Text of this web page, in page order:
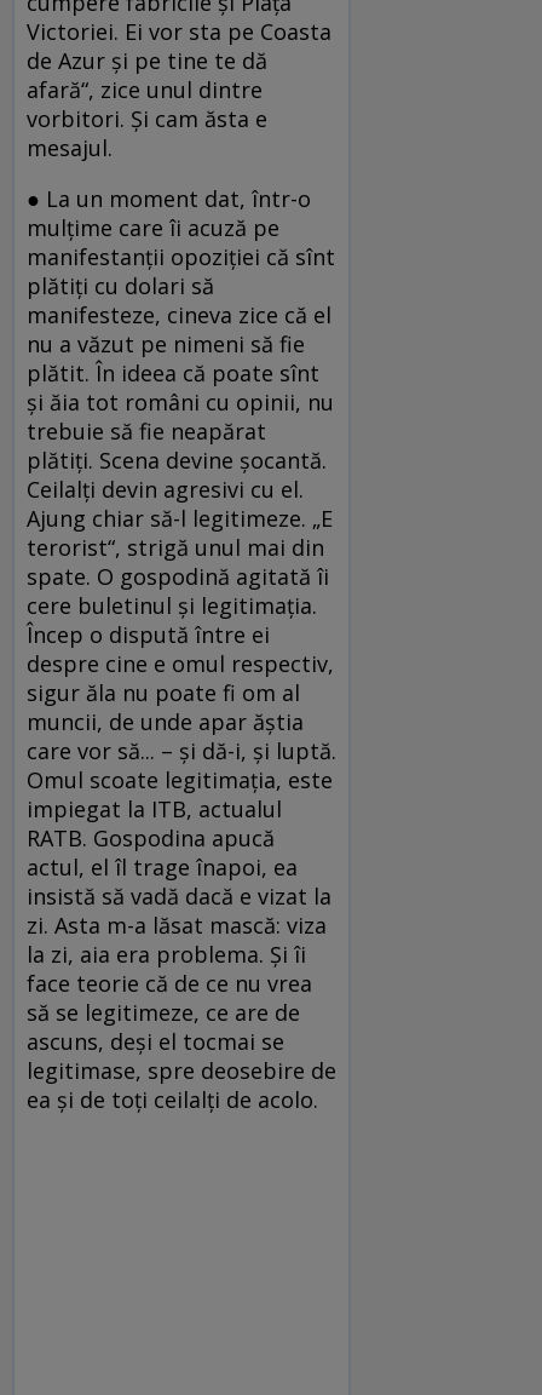
Victoriei. Ei vor sta pe Coasta
de Azur şi pe tine te dă
afară“, zice unul dintre
vorbitori. Şi cam ăsta e
mesajul.
● La un moment dat, într-o
mulţime care îi acuză pe
manifestanţii opoziţiei că sînt
plătiţi cu dolari să
manifesteze, cineva zice că el
nu a văzut pe nimeni să fie
plătit. În ideea că poate sînt
şi ăia tot români cu opinii, nu
trebuie să fie neapărat
plătiţi. Scena devine şocantă.
Ceilalţi devin agresivi cu el.
Ajung chiar să-l legitimeze. „E
terorist“, strigă unul mai din
spate. O gospodină agitată îi
cere buletinul şi legitimaţia.
Încep o dispută între ei
despre cine e omul respectiv,
sigur ăla nu poate fi om al
muncii, de unde apar ăştia
care vor să... – şi dă-i, şi luptă.
Omul scoate legitimaţia, este
impiegat la ITB, actualul
RATB. Gospodina apucă
actul, el îl trage înapoi, ea
insistă să vadă dacă e vizat la
zi. Asta m-a lăsat mască: viza
la zi, aia era problema. Şi îi
face teorie că de ce nu vrea
să se legitimeze, ce are de
ascuns, deşi el tocmai se
legitimase, spre deosebire de
ea şi de toţi ceilalţi de acolo.